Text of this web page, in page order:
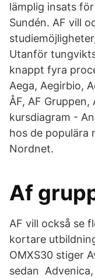
lämplig insats
Sundén. AF vill
Utanför
knappt fyra
Aega, Aegirbio,
ÅF, AF
kursdiagram -
hos de populära
Nordnet.
Af
AF vill också se
kortare
OMXS30 stiger
sedan